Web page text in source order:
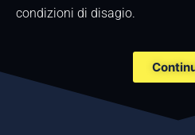
condizioni di disagio.